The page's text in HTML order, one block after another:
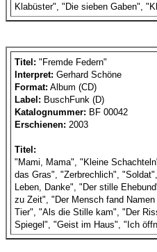
Klabüster", "Die sieben Gaben",
Titel: "Fremde Federn"
Interpret: Gerhard Schöne
Format: Album (CD)
Label: BuschFunk (D)
Katalognummer: BF 00042
Erschienen: 2003
Titel:
"Mami, Mama", "Kleine
das Gras", "Zerbrechlich",
Leben, Danke", "Der stille
zu Zeit", "Der Mensch fand
Tier", "Als die Stille kam", "Der
Spiegel", "Geist im Haus", "Ich